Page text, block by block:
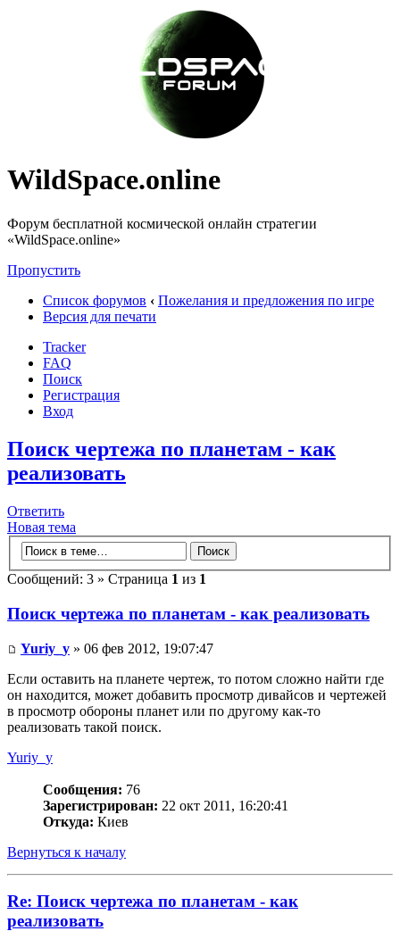
WildSpace.online
Форум бесплатной космической онлайн стратегии
«WildSpace.online»
Пропустить
Список форумов ‹ Пожелания и предложения по игре
Версия для печати
Tracker
FAQ
Поиск
Регистрация
Вход
Поиск чертежа по планетам - как
реализовать
Ответить
Новая тема
Сообщений: 3 » Страница 1 из 1
Поиск чертежа по планетам - как реализовать
Yuriy_y » 06 фев 2012, 19:07:47
Если оставить на планете чертеж, то потом сложно найти где
он находится, может добавить просмотр дивайсов и чертежей
в просмотр обороны планет или по другому как-то
реализовать такой поиск.
Yuriy_y
Сообщения: 76
Зарегистрирован: 22 окт 2011, 16:20:41
Откуда: Киев
Вернуться к началу
Re: Поиск чертежа по планетам - как
реализовать